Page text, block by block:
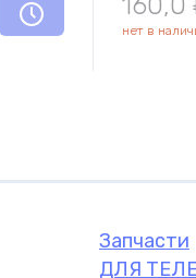
нет в
Запчасти
ДЛЯ